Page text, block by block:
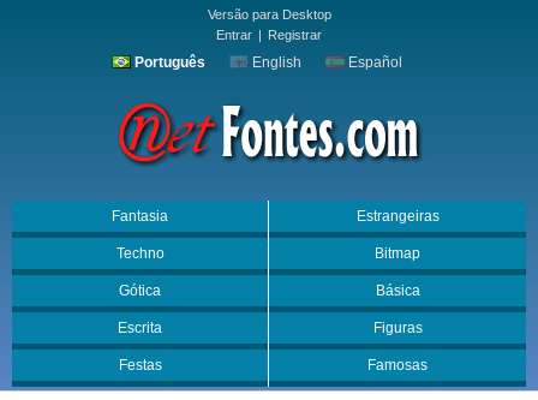
Versão para Desktop
Entrar | Registrar
Português English Español
Fantasia Estrangeiras
Techno Bitmap
Gótica Básica
Escrita Figuras
Festas Famosas